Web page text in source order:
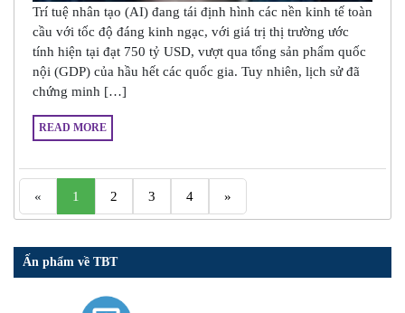
Trí tuệ nhân tạo (AI) đang tái định hình các nền kinh tế toàn
cầu với tốc độ đáng kinh ngạc, với giá trị thị trường ước
tính hiện tại đạt 750 tỷ USD, vượt qua tổng sản phẩm quốc
nội (GDP) của hầu hết các quốc gia. Tuy nhiên, lịch sử đã
chứng minh […]
READ MORE
« 1 2 3 4 »
Ấn phẩm về TBT